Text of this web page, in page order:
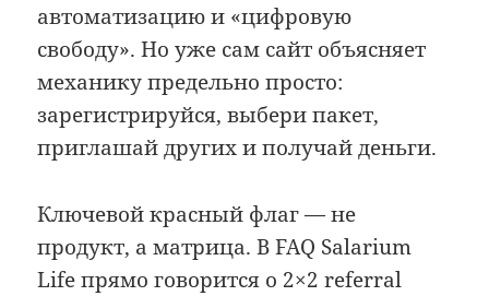
автоматизацию и «цифровую
свободу». Но уже сам сайт объясняет
механику предельно просто:
зарегистрируйся, выбери пакет,
приглашай других и получай деньги.
Ключевой красный флаг — не
продукт, а матрица. В FAQ Salarium
Life прямо говорится о 2×2 referral